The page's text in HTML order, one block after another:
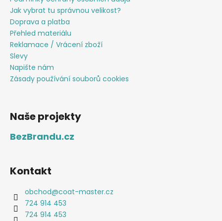
Jak vybrat tu správnou velikost?
Doprava a platba
Přehled materiálu
Reklamace / Vrácení zboží
Slevy
Napište nám
Zásady používání souborů cookies
Naše projekty
BezBrandu.cz
Kontakt
obchod@coat-master.cz
724 914 453
724 914 453